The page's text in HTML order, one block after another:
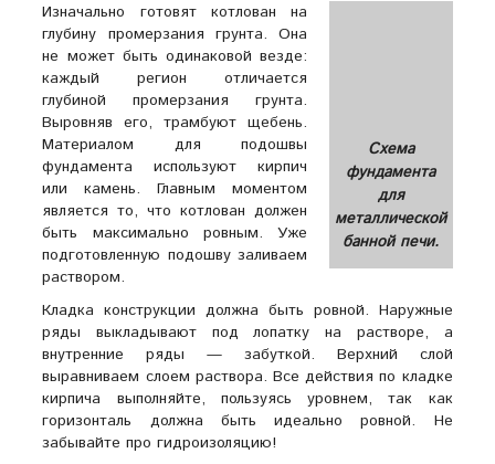
Схема
фундамента
для
металлической
банной печи.
Изначально готовят котлован на
глубину промерзания грунта. Она
не может быть одинаковой везде:
каждый регион отличается
глубиной промерзания грунта.
Выровняв его, трамбуют щебень.
Материалом для подошвы
фундамента используют кирпич
или камень. Главным моментом
является то, что котлован должен
быть максимально ровным. Уже
подготовленную подошву заливаем
раствором.
Кладка конструкции должна быть ровной. Наружные
ряды выкладывают под лопатку на растворе, а
внутренние ряды — забуткой. Верхний слой
выравниваем слоем раствора. Все действия по кладке
кирпича выполняйте, пользуясь уровнем, так как
горизонталь должна быть идеально ровной. Не
забывайте про гидроизоляцию!